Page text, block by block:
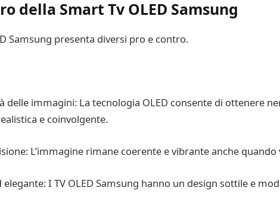
della Smart Tv OLED Samsung
Samsung presenta diversi pro e contro.
delle immagini: La tecnologia OLED consente di ottenere
e coinvolgente.
L’immagine rimane coerente e vibrante anche
elegante: I TV OLED Samsung hanno un design sottile e